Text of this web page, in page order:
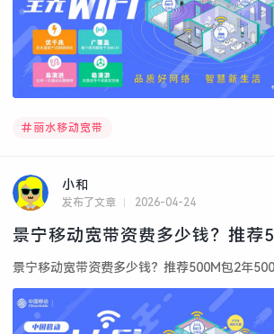
丽水移动宽带
小和
发布了文章 2026-04-24
景宁移动宽带资费多少钱？推
景宁移动宽带资费多少钱？推荐500M包2年